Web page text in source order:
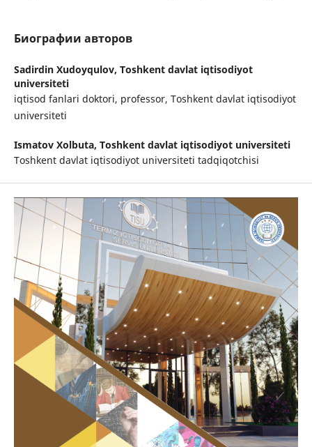
Биографии авторов
Sadirdin Xudoyqulov, Toshkent davlat iqtisodiyot
universiteti
iqtisod fanlari doktori, professor, Toshkent davlat iqtisodiyot
universiteti
Ismatov Xolbuta, Toshkent davlat iqtisodiyot universiteti
Toshkent davlat iqtisodiyot universiteti tadqiqotchisi